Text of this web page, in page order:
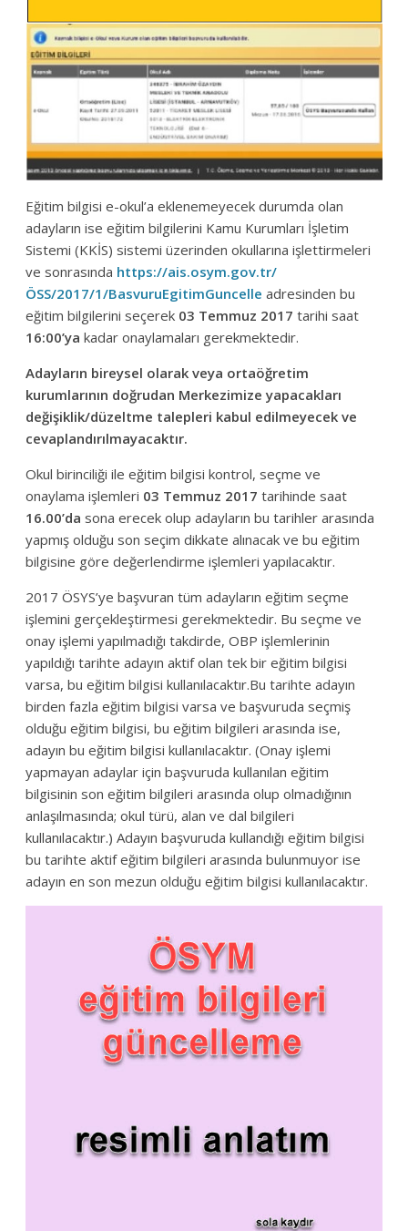
Eğitim bilgisi e-okul’a eklenemeyecek durumda olan
adayların ise eğitim bilgilerini Kamu Kurumları İşletim
Sistemi (KKİS) sistemi üzerinden okullarına işlettirmeleri
ve sonrasında https://ais.osym.gov.tr/
ÖSS/2017/1/BasvuruEgitimGuncelle adresinden bu
eğitim bilgilerini seçerek 03 Temmuz 2017tarihi saat
16:00’ya kadar onaylamaları gerekmektedir.
Adayların bireysel olarak veya ortaöğretim
kurumlarının doğrudan Merkezimize yapacakları
değişiklik/düzeltme talepleri kabul edilmeyecek ve
cevaplandırılmayacaktır.
Okul birinciliği ile eğitim bilgisi kontrol, seçme ve
onaylama işlemleri 03 Temmuz 2017 tarihinde saat
16.00’da sona erecek olup adayların bu tarihler arasında
yapmış olduğu son seçim dikkate alınacak ve bu eğitim
bilgisine göre değerlendirme işlemleri yapılacaktır.
2017 ÖSYS’ye başvuran tüm adayların eğitim seçme
işlemini gerçekleştirmesi gerekmektedir. Bu seçme ve
onay işlemi yapılmadığı takdirde, OBP işlemlerinin
yapıldığı tarihte adayın aktif olan tek bir eğitim bilgisi
varsa, bu eğitim bilgisi kullanılacaktır.Bu tarihte adayın
birden fazla eğitim bilgisi varsa ve başvuruda seçmiş
olduğu eğitim bilgisi, bu eğitim bilgileri arasında ise,
adayın bu eğitim bilgisi kullanılacaktır. (Onay işlemi
yapmayan adaylar için başvuruda kullanılan eğitim
bilgisinin son eğitim bilgileri arasında olup olmadığının
anlaşılmasında; okul türü, alan ve dal bilgileri
kullanılacaktır.) Adayın başvuruda kullandığı eğitim bilgisi
bu tarihte aktif eğitim bilgileri arasında bulunmuyor ise
adayın en son mezun olduğu eğitim bilgisi kullanılacaktır.